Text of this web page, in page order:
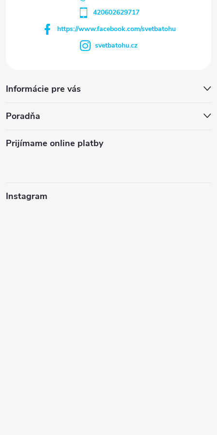
420602629717
https://www.facebook.com/svetbatohu
svetbatohu.cz
Informácie pre vás
Poradňa
Prijímame online platby
Instagram